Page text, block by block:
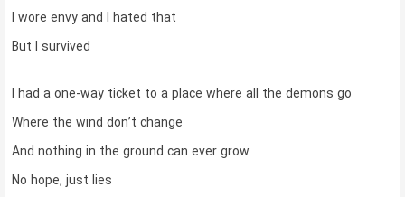
I wore envy and I hated that
But I survived
I had a one-way ticket to a place where all the demons go
Where the wind don’t change
And nothing in the ground can ever grow
No hope, just lies